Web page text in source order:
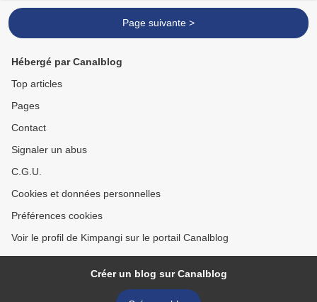
Page suivante >
Hébergé par Canalblog
Top articles
Pages
Contact
Signaler un abus
C.G.U.
Cookies et données personnelles
Préférences cookies
Voir le profil de Kimpangi sur le portail Canalblog
Créer un blog sur Canalblog